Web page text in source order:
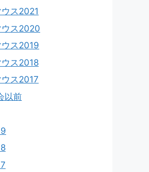
ス2021
ウス2020
ス2019
ス2018
ス2017
以前